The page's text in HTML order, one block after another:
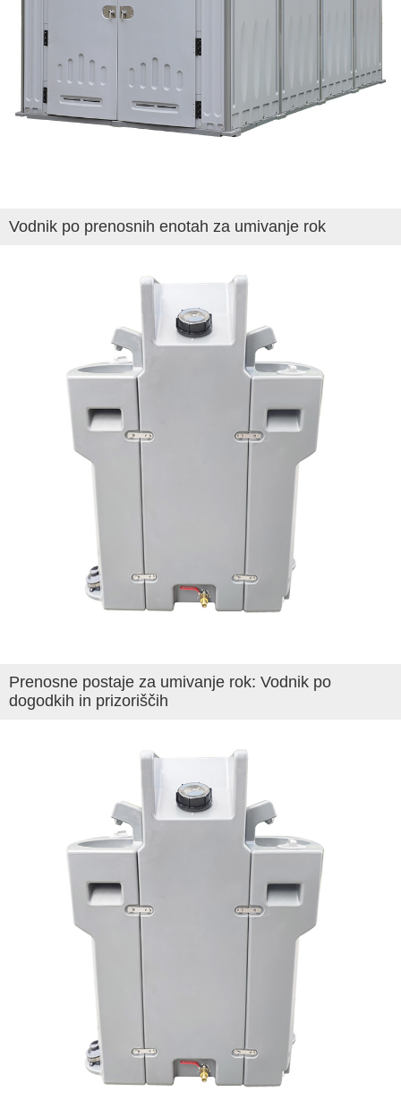
Vodnik po prenosnih enotah za umivanje rok
Prenosne postaje za umivanje rok: Vodnik po
dogodkih in prizoriščih